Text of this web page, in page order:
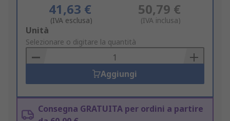
41,63 €
(IVA esclusa)
50,79 €
(IVA inclusa)
Add
to
Basket
Unità
Selezionare o digitare la quantità
Aggiungi
Consegna GRATUITA per ordini a partire